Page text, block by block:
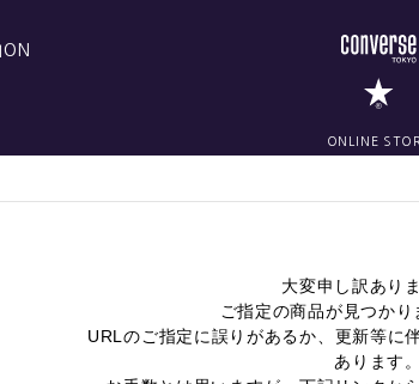
ONLINE
大変申し訳あり
ご指定の商品が見つかり
URLのご指定に誤りがあるか、更新等に
あります。